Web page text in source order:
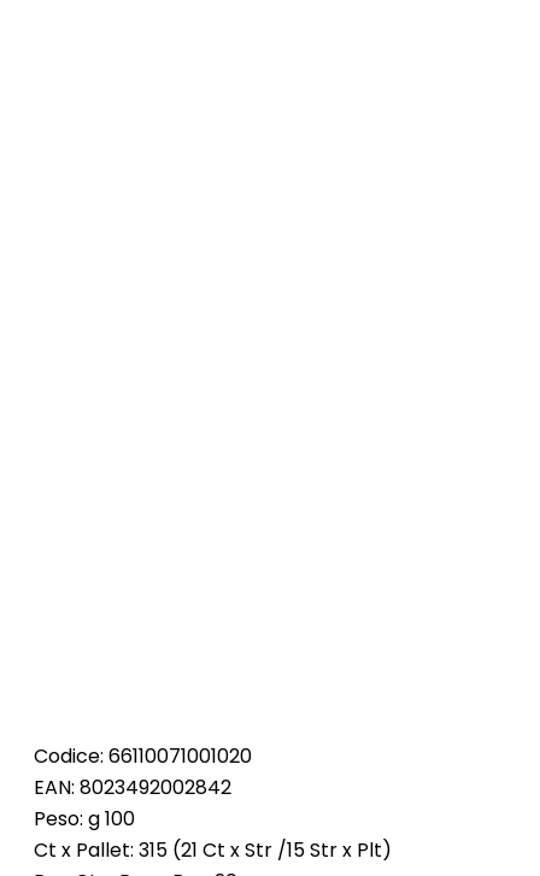
Codice: 66110071001020
EAN: 8023492002842
Peso: g 100
Ct x Pallet: 315 (21 Ct x Str /15 Str x Plt)